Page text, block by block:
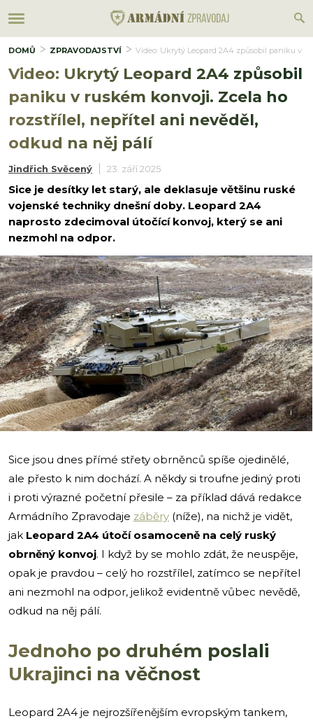
DOMŮ ZPRAVODAJSTVÍ Video: Ukrytý Leopard 2A4 způsobil paniku v
Video: Ukrytý Leopard 2A4 způsobil
paniku v ruském konvoji. Zcela ho
rozstřílel, nepřítel ani nevěděl,
odkud na něj pálí
Jindřich Svěcený 23. září 2025
Sice je desítky let starý, ale deklasuje většinu ruské
vojenské techniky dnešní doby. Leopard 2A4
naprosto zdecimoval útočící konvoj, který se ani
nezmohl na odpor.
i
Sice jsou dnes přímé střety obrněnců spíše ojedinělé,
ale přesto k nim dochází. A někdy si troufne jediný proti
i proti výrazné početní přesile – za příklad dává redakce
Armádního Zpravodaje záběry (níže), na nichž je vidět,
jak Leopard 2A4 útočí osamoceně na celý ruský
obrněný konvoj. I když by se mohlo zdát, že neuspěje,
opak je pravdou – celý ho rozstřílel, zatímco se nepřítel
ani nezmohl na odpor, jelikož evidentně vůbec nevědě,
odkud na něj pálí.
Jednoho po druhém poslali
Ukrajinci na věčnost
Leopard 2A4 je nejrozšířenějším evropským tankem,